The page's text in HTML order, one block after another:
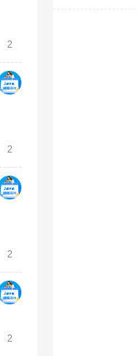
2
2
2
2